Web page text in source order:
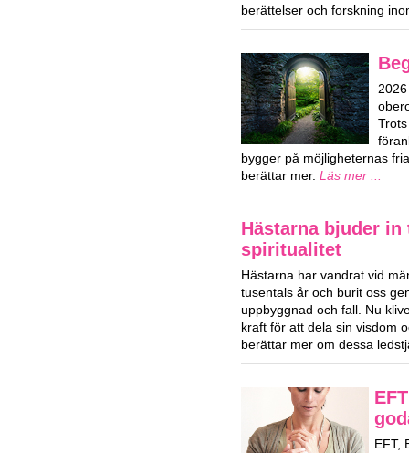
berättelser och forskning
bygger på möjligheternas
berättar mer. Läs mer ...
Hästarna bjuder
spiritualitet
Hästarna har vandrat vid
tusentals år och burit oss
uppbyggnad och fall. Nu
kraft för att dela sin visdom
berättar mer om dessa
EFT,